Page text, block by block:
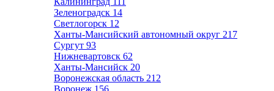
Зеленоградск 14
Светлогорск 12
Ханты-Мансийский автономный округ 217
Сургут 93
Нижневартовск 62
Ханты-Мансийск 20
Воронежская область 212
Воронеж 156